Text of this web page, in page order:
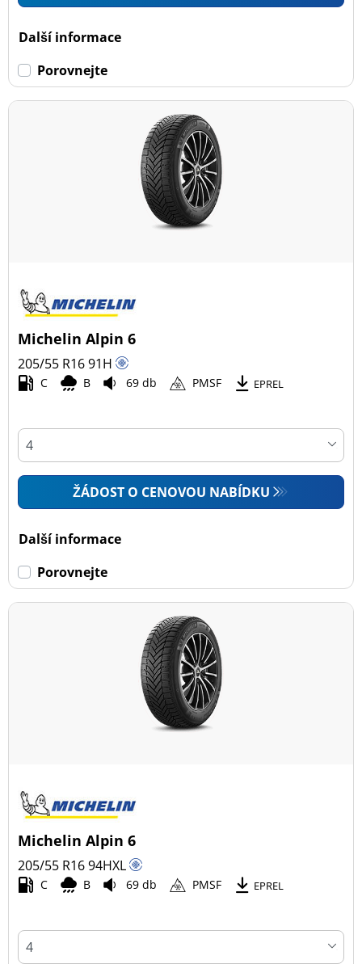
Další informace
Porovnejte
Michelin Alpin 6
205/55 R1691H
C B 69 db PMSF EPREL
ŽÁDOST O CENOVOU NABÍDKU
Další informace
Porovnejte
Michelin Alpin 6
205/55 R1694HXL
C B 69 db PMSF EPREL